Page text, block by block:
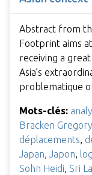
Abstract from
Footprint aims
receiving a
Asia’s
problematique
Mots-clés:
Bracken Gregory
déplacements,
Japan, Japon,
Sohn Heidi, Sri